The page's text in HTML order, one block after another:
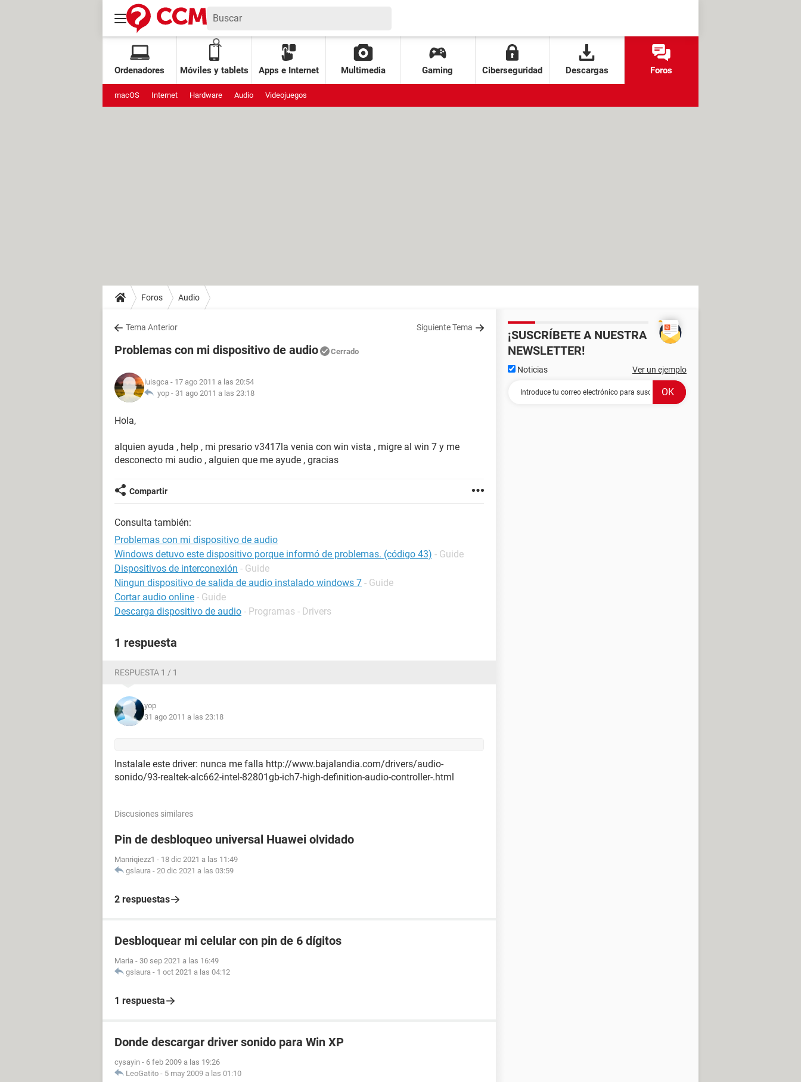
Ordenadores Móviles y tablets Apps e Internet Multimedia Gaming Ciberseguridad Descargas Foros
macOS Internet Hardware Audio Videojuegos
Foros Audio
Tema Anterior Siguiente Tema
Problemas con mi dispositivo de audio Cerrado
luisgca - 17 ago 2011 a las 20:54
yop - 31 ago 2011 a las 23:18
Hola,
alquien ayuda , help , mi presario v3417la venia con win vista , migre al win 7 y me
desconecto mi audio , alguien que me ayude , gracias
Compartir
Consulta también:
Problemas con mi dispositivo de audio
Windows detuvo este dispositivo porque informó de problemas. (código 43) - Guide
Dispositivos de interconexión - Guide
Ningun dispositivo de salida de audio instalado windows 7 - Guide
Cortar audio online - Guide
Descarga dispositivo de audio - Programas - Drivers
1 respuesta
RESPUESTA 1 / 1
yop
31 ago 2011 a las 23:18
Instalale este driver: nunca me falla http://www.bajalandia.com/drivers/audio-
sonido/93-realtek-alc662-intel-82801gb-ich7-high-definition-audio-controller-.html
Discusiones similares
Pin de desbloqueo universal Huawei olvidado
Manriqiezz1 - 18 dic 2021 a las 11:49
gslaura - 20 dic 2021 a las 03:59
2 respuestas
Desbloquear mi celular con pin de 6 dígitos
Maria - 30 sep 2021 a las 16:49
gslaura - 1 oct 2021 a las 04:12
1 respuesta
Donde descargar driver sonido para Win XP
cysayin - 6 feb 2009 a las 19:26
LeoGatito - 5 may 2009 a las 01:10
¡SUSCRÍBETE A NUESTRA
NEWSLETTER!
Noticias Ver un ejemplo